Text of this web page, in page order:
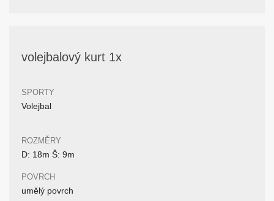
volejbalový kurt 1x
SPORTY
Volejbal
ROZMĚRY
D: 18m Š: 9m
POVRCH
umělý povrch